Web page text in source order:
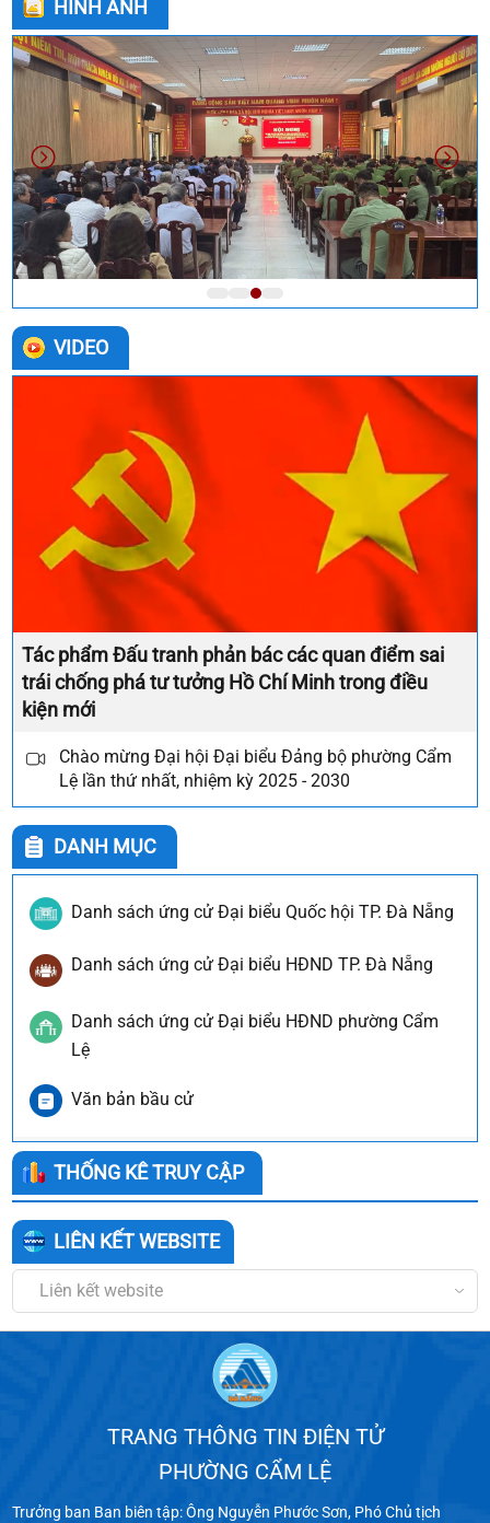
HÌNH ẢNH
VIDEO
Tác phẩm Đấu tranh phản bác các quan điểm sai
trái chống phá tư tưởng Hồ Chí Minh trong điều
kiện mới
Chào mừng Đại hội Đại biểu Đảng bộ phường Cẩm
Lệ lần thứ nhất, nhiệm kỳ 2025 - 2030
DANH MỤC
Danh sách ứng cử Đại biểu Quốc hội TP. Đà Nẵng
Danh sách ứng cử Đại biểu HĐND TP. Đà Nẵng
Danh sách ứng cử Đại biểu HĐND phường Cẩm
Lệ
Văn bản bầu cử
THỐNG KÊ TRUY CẬP
LIÊN KẾT WEBSITE
Liên kết website
TRANG THÔNG TIN ĐIỆN TỬ
PHƯỜNG CẨM LỆ
Trưởng ban Ban biên tập: Ông Nguyễn Phước Sơn, Phó Chủ tịch